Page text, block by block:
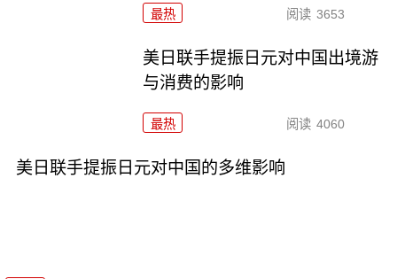
最热 阅读 3653
美日联手提振日元对中国出境游
与消费的影响
最热 阅读 4060
美日联手提振日元对中国的多维影响